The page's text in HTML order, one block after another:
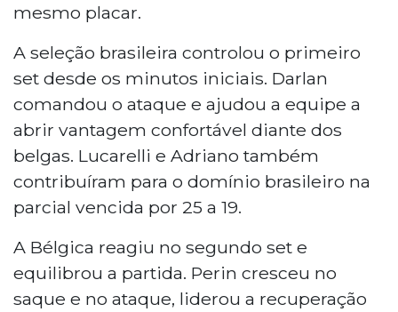
mesmo placar.
A seleção brasileira controlou o primeiro
set desde os minutos iniciais. Darlan
comandou o ataque e ajudou a equipe a
abrir vantagem confortável diante dos
belgas. Lucarelli e Adriano também
contribuíram para o domínio brasileiro na
parcial vencida por 25 a 19.
A Bélgica reagiu no segundo set e
equilibrou a partida. Perin cresceu no
saque e no ataque, liderou a recuperação